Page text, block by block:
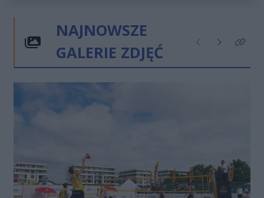
NAJNOWSZE
GALERIE ZDJĘĆ
Poprzednie
NastępneKliknij